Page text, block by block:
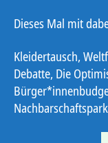
Dieses Mal mit
Kleidertausch,
Debatte, Die